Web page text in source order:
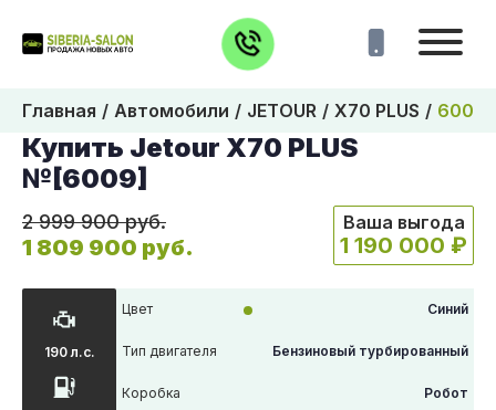
Главная Автомобили JETOUR X70 PLUS 6009
Купить Jetour X70 PLUS
№[6009]
2 999 900 руб.
1 809 900 руб.
Ваша выгода
1 190 000 ₽
190 л.с.
Цвет Синий
Тип двигателя Бензиновый турбированный
Коробка Робот